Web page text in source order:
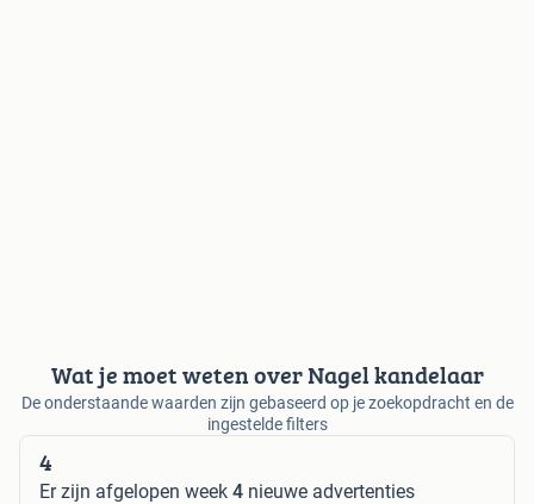
Wat je moet weten over Nagel kandelaar
De onderstaande waarden zijn gebaseerd op je zoekopdracht en de
ingestelde filters
4
Er zijn afgelopen week 4 nieuwe advertenties